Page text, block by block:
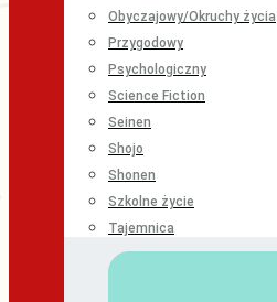
Obyczajowy/Okruchy życia
Przygodowy
Psychologiczny
Science Fiction
Seinen
Shojo
Shonen
Szkolne życie
Tajemnica